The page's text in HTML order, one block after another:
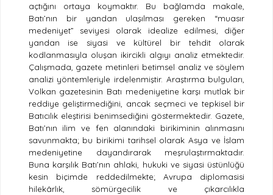
açtığını ortaya koymaktır. Bu bağlamda makale,
Batı’nın bir yandan ulaşılması gereken “muasır
medeniyet” seviyesi olarak idealize edilmesi, diğer
yandan ise siyasi ve kültürel bir tehdit olarak
kodlanmasıyla oluşan ikircikli algıyı analiz etmektedir.
Çalışmada, gazete metinleri betimsel analiz ve söylem
analizi yöntemleriyle irdelenmiştir. Araştırma bulguları,
Volkan gazetesinin Batı medeniyetine karşı mutlak bir
reddiye geliştirmediğini, ancak seçmeci ve tepkisel bir
Batıcılık eleştirisi benimsediğini göstermektedir. Gazete,
Batı’nın ilim ve fen alanındaki birikiminin alınmasını
savunmakta; bu birikimi tarihsel olarak Asya ve İslam
medeniyetine dayandırarak meşrulaştırmaktadır.
Buna karşılık Batı’nın ahlaki, hukuki ve siyasi üstünlüğü
kesin biçimde reddedilmekte; Avrupa diplomasisi
hilekârlık, sömürgecilik ve çıkarcılıkla